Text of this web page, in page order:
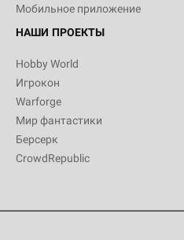
Мобильное приложение
НАШИ ПРОЕКТЫ
Hobby World
Игрокон
Warforge
Мир фантастики
Берсерк
CrowdRepublic